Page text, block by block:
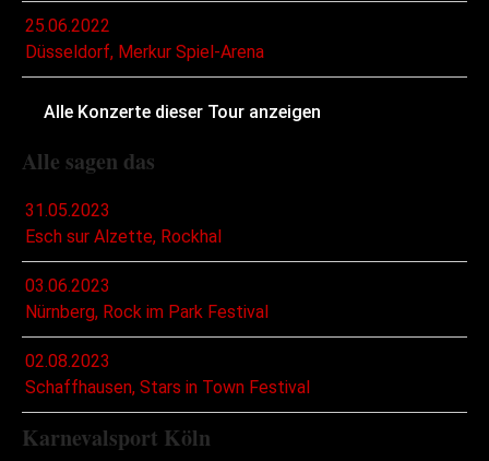
25.06.2022
Düsseldorf, Merkur Spiel-Arena
Alle Konzerte dieser Tour anzeigen
Alle sagen das
31.05.2023
Esch sur Alzette, Rockhal
03.06.2023
Nürnberg, Rock im Park Festival
02.08.2023
Schaffhausen, Stars in Town Festival
Karnevalsport Köln